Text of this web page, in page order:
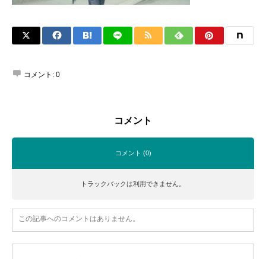
コメント: 0
コメント
コメント (0)
トラックバックは利用できません。
この記事へのコメントはありません。